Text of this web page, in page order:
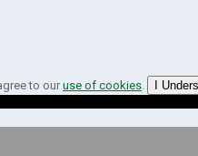
to ouruse of cookies I